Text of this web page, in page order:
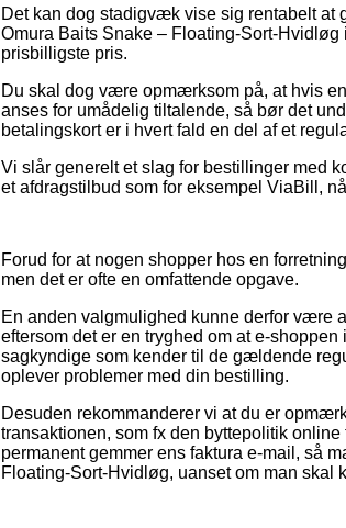
Det kan dog stadigvæk vise sig rentabelt at
Omura Baits Snake – Floating-Sort-
prisbilligste pris.
Du skal dog være opmærksom på, at hvis
anses for umådelig tiltalende, så bør det
betalingskort er i hvert fald en del af et
Vi slår generelt et slag for bestillinger med
et afdragstilbud som for eksempel ViaBill,
Forud for at nogen shopper hos en
men det er ofte en omfattende opgave.
En anden valgmulighed kunne derfor være
eftersom det er en tryghed om at e-
sagkyndige som kender til de gældende
oplever problemer med din bestilling.
Desuden rekommanderer vi at du er
transaktionen, som fx den byttepolitik
permanent gemmer ens faktura e-mail, så
Floating-Sort-Hvidløg, uanset om man skal